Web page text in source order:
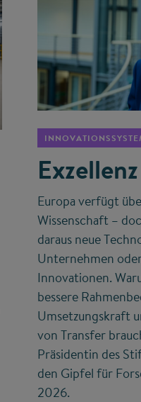
Europa verfügt
Wissenschaft –
daraus neue
Unternehmen
Innovationen.
bessere
Umsetzungskraft
von Transfer
Präsidentin des
den Gipfel für
2026.